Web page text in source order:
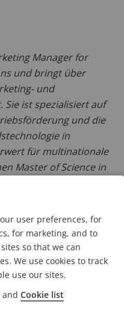
Manager for
und bringt über
und
ist spezialisiert auf
und die
in
für multinationale
Master of Science in
user preferences, for
for marketing, and to
so that we can
We use cookies to track
use our sites.
and Cookie list